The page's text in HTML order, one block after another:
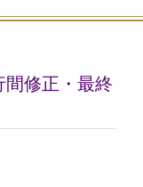
間修正・最終